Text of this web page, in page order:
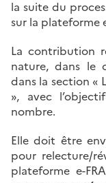
la suite du
sur la plateforme
La contribution
nature, dans le
dans la section «
», avec
nombre.
Elle doit être
pour relecture/
plateforme e-